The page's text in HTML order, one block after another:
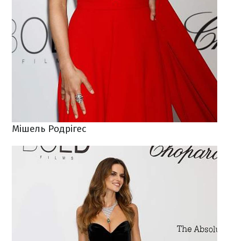
Мішель Родрігес